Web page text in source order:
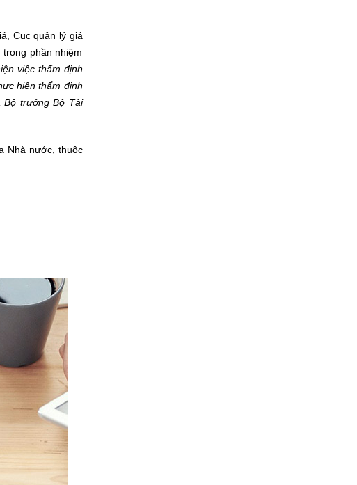
Cục quản lý giá
phần nhiệm
việc thẩm định
hiện thẩm định
Bộ trưởng Bộ Tài
Nhà nước, thuộc